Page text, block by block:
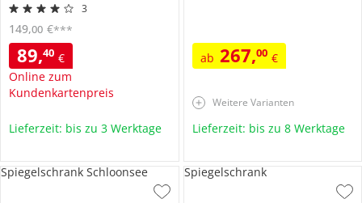
3
89,40 €
Online zum
Kundenkartenpreis
149,00 €***
Lieferzeit: bis zu 3 Werktage
ab 267,00 €
Weitere Varianten
Lieferzeit: bis zu 8 Werktage
Spiegelschrank Schloonsee Spiegelschrank